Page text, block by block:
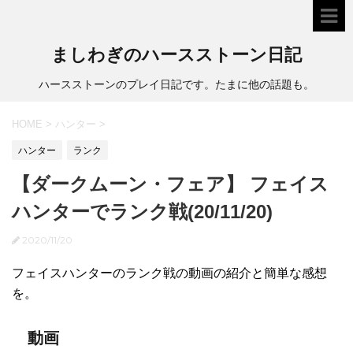
ましわぎのハースストーン日記
ハースストーンのプレイ日記です。たまに他の話題も。
HOME > ハンター >
ハンター ランク
【ダークムーン・フェア】 フェイス
ハンターでランク戦(20/11/20)
2020/11/20
フェイスハンターのランク戦の動画の紹介と簡単な感想
を。
動画